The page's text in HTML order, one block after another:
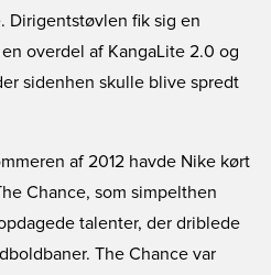
Dirigentstøvlen fik sig en
overdel af KangaLite 2.0 og
sidenhen skulle blive spredt
af 2012 havde Nike kørt
Chance, som simpelthen
talenter, der driblede
The Chance var